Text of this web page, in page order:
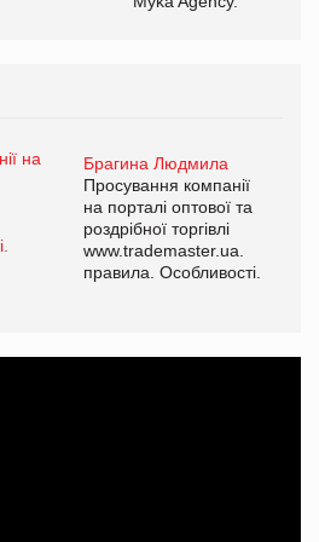
Брагина Людмила
Просування компанії
на порталі оптової та
роздрібної торгівлі
www.trademaster.ua.
правила. Особливості.